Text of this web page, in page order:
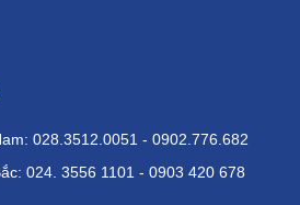
028.3512.0051 - 0902.776.682
024. 3556 1101 - 0903 420 678